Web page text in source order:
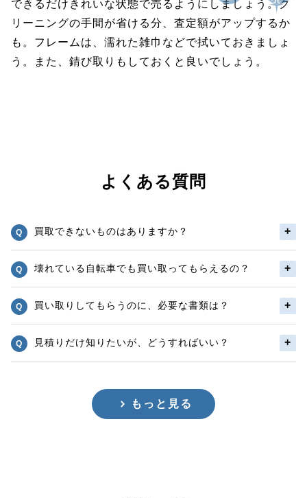
できるだけきれいな状態で売るようにしましょう。ク
リーニングの手間が省ける分、査定額がアップするか
も。フレームは、濡れた雑巾などで拭いておきましょ
う。また、錆び取りもしておくと良いでしょう。
よくある質問
買取できないものはありますか？
壊れている自転車でも買い取ってもらえるの？
買い取りしてもらうのに、必要な書類は？
見積りだけ知りたいが、どうすればいい？
もっと見る